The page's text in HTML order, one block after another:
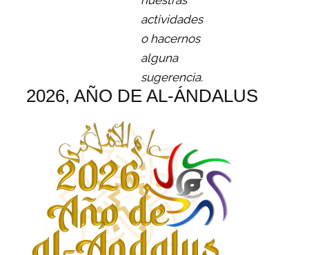
actividades
o hacernos
alguna
sugerencia.
2026, AÑO DE AL-ÁNDALUS